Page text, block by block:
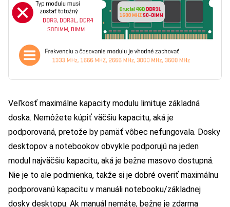
Veľkosť maximálne kapacity modulu limituje základná
doska. Nemôžete kúpiť väčšiu kapacitu, aká je
podporovaná, pretože by pamäť vôbec nefungovala. Dosky
desktopov a notebookov obvykle podporujú na jeden
modul najväčšiu kapacitu, aká je bežne masovo dostupná.
Nie je to ale podmienka, takže si je dobré overiť maximálnu
podporovanú kapacitu v manuáli notebooku/základnej
dosky desktopu. Ak manuál nemáte, bežne je zdarma